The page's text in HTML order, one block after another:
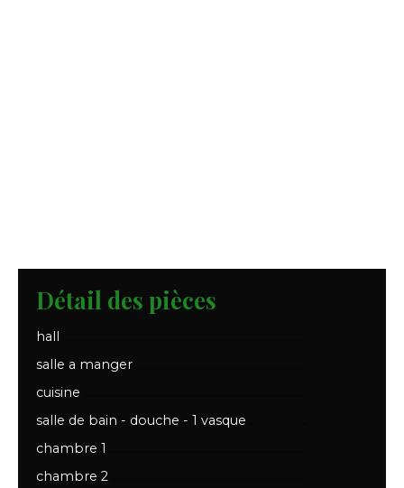
Détail des pièces
hall
salle a manger
cuisine
salle de bain - douche - 1 vasque
chambre 1
chambre 2